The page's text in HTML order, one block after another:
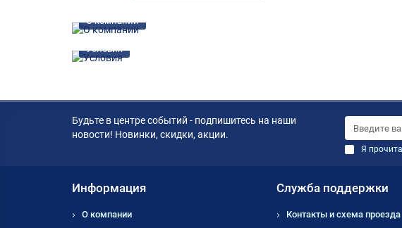
О компании
Условия
Будьте в центре событий - подпишитесь на наши
новости! Новинки, скидки, акции.
Я
Информация
О компании
Служба поддержки
Контакты и схема проезда